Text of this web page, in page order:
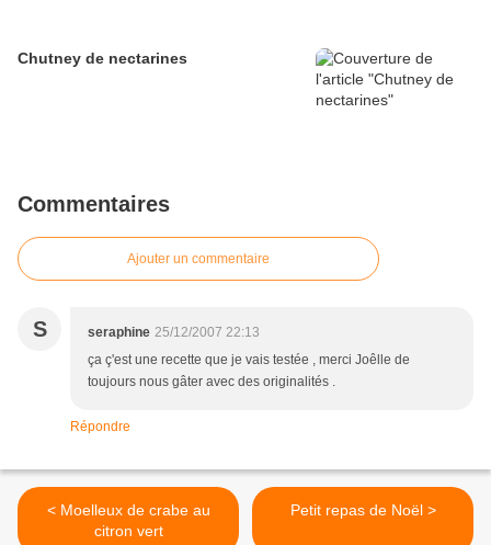
Chutney de nectarines
Commentaires
Ajouter un commentaire
S seraphine 25/12/2007 22:13
ça ç'est une recette que je vais testée , merci Joêlle de
toujours nous gâter avec des originalités .
Répondre
< Moelleux de crabe au
citron vert
Petit repas de Noël >